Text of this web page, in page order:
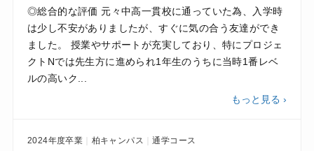
◎総合的な評価 元々中高一貫校に通っていた為、入学時
は少し不安がありましたが、すぐに気の合う友達ができ
ました。 授業やサポートが充実しており、特にプロジェ
クトNでは先生方に進められ1年生のうちに当時1番レベ
ルの高いク...
もっと見る ›
2024年度卒業 柏キャンパス 通学コース